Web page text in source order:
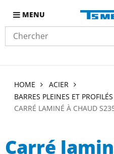
MENU
HOME
ACIER
BARRES PLEINES ET
CARRÉ LAMINÉ À CHAUD
Carré